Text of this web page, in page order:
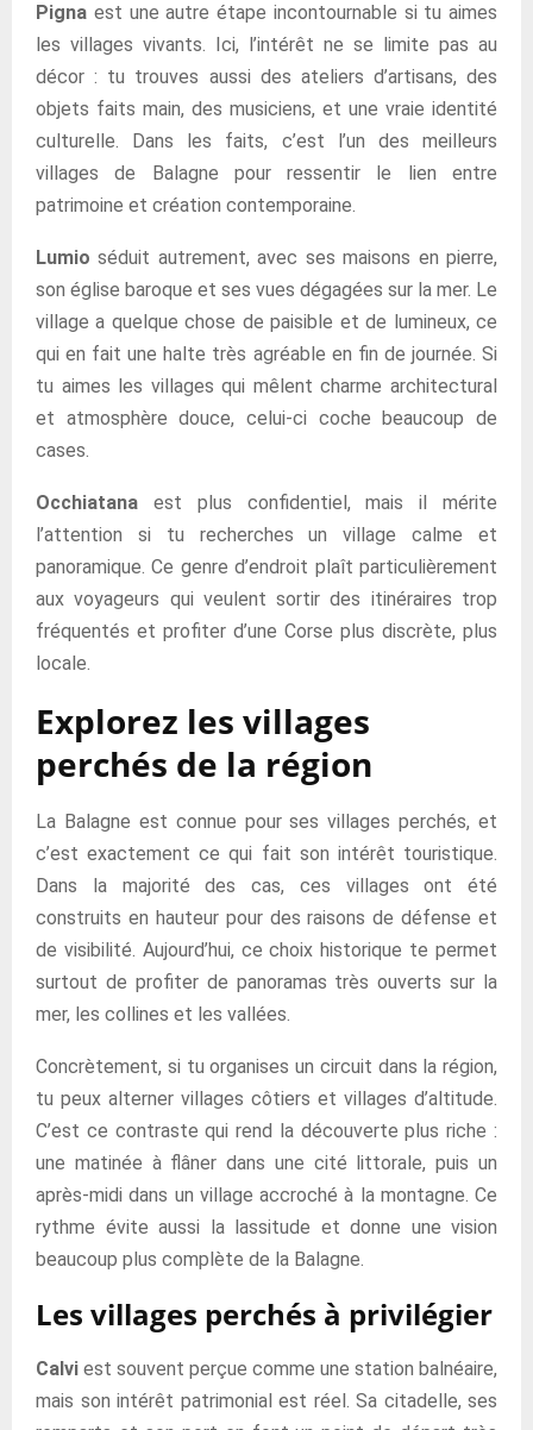
Pigna est une autre étape incontournable si tu aimes
les villages vivants. Ici, l’intérêt ne se limite pas au
décor : tu trouves aussi des ateliers d’artisans, des
objets faits main, des musiciens, et une vraie identité
culturelle. Dans les faits, c’est l’un des meilleurs
villages de Balagne pour ressentir le lien entre
patrimoine et création contemporaine.
Lumio séduit autrement, avec ses maisons en pierre,
son église baroque et ses vues dégagées sur la mer. Le
village a quelque chose de paisible et de lumineux, ce
qui en fait une halte très agréable en fin de journée. Si
tu aimes les villages qui mêlent charme architectural
et atmosphère douce, celui-ci coche beaucoup de
cases.
Occhiatana est plus confidentiel, mais il mérite
l’attention si tu recherches un village calme et
panoramique. Ce genre d’endroit plaît particulièrement
aux voyageurs qui veulent sortir des itinéraires trop
fréquentés et profiter d’une Corse plus discrète, plus
locale.
Explorez les villages
perchés de la région
La Balagne est connue pour ses villages perchés, et
c’est exactement ce qui fait son intérêt touristique.
Dans la majorité des cas, ces villages ont été
construits en hauteur pour des raisons de défense et
de visibilité. Aujourd’hui, ce choix historique te permet
surtout de profiter de panoramas très ouverts sur la
mer, les collines et les vallées.
Concrètement, si tu organises un circuit dans la région,
tu peux alterner villages côtiers et villages d’altitude.
C’est ce contraste qui rend la découverte plus riche :
une matinée à flâner dans une cité littorale, puis un
après-midi dans un village accroché à la montagne. Ce
rythme évite aussi la lassitude et donne une vision
beaucoup plus complète de la Balagne.
Les villages perchés à privilégier
Calvi est souvent perçue comme une station balnéaire,
mais son intérêt patrimonial est réel. Sa citadelle, ses